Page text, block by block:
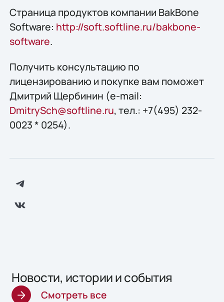
Страница продуктов компании BakBone
Software: http://soft.softline.ru/bakbone-
software.
Получить конcультацию по
лицензированию и покупке вам поможет
Дмитрий Щербинин (e-mail:
DmitrySch@softline.ru, тел.: +7(495) 232-
0023 * 0254).
Новости, истории и события
Смотреть все